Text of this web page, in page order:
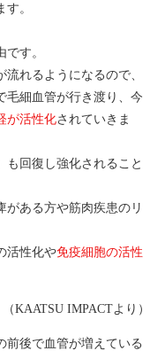
。
す。
れるようになるので、
毛細血管が行き渡り、今
が活性化されていきま
も回復し強化されること
がある方や筋肉疾患のリ
活性化や免疫細胞の活性
（KAATSU IMPACTより）
前後で血管が増えている